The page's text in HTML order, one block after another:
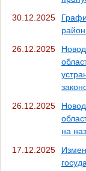
30.12.2025
26.12.2025
26.12.2025
на
17.12.2025